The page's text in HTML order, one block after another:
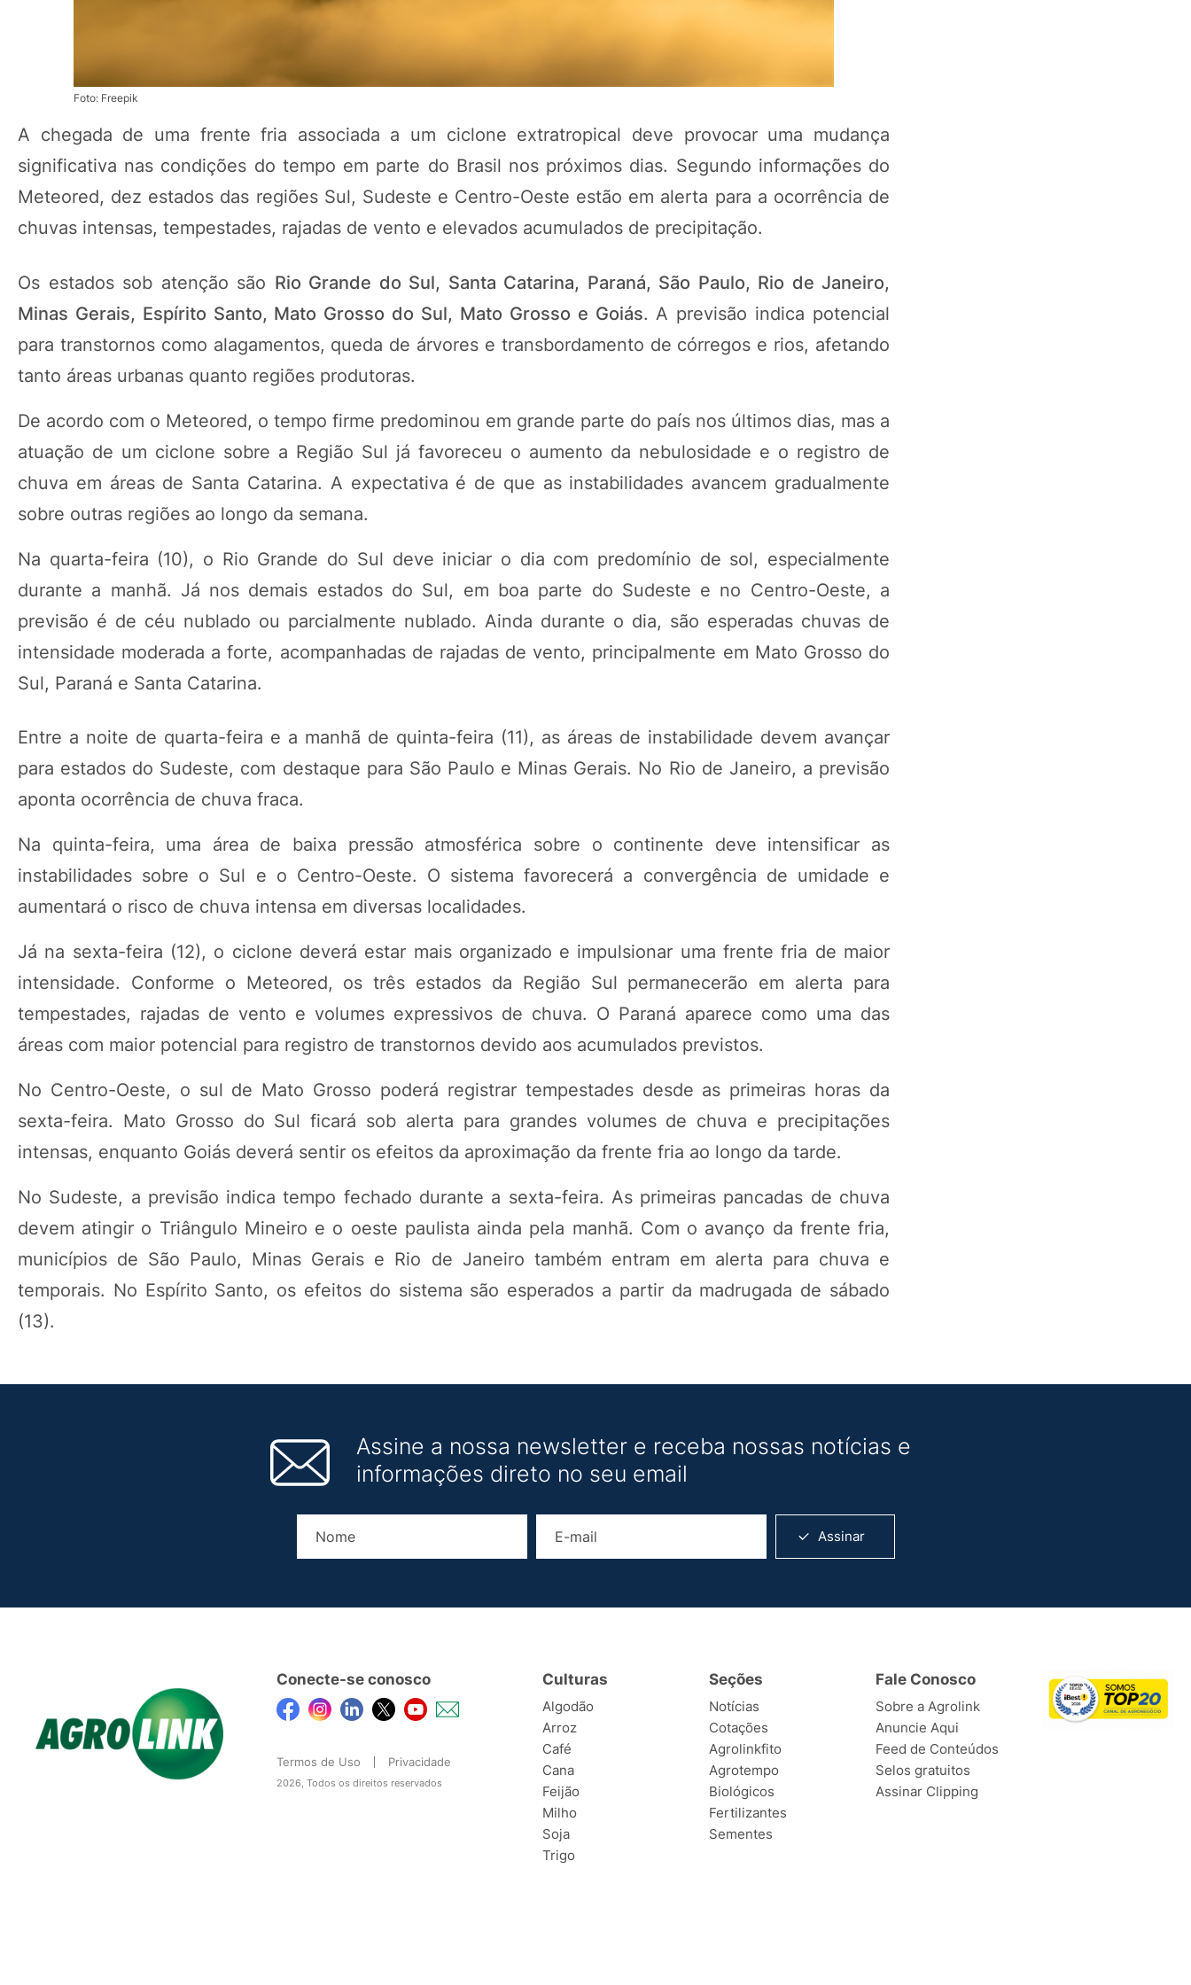
Foto: Freepik
A chegada de uma frente fria associada a um ciclone extratropical deve provocar uma mudança
significativa nas condições do tempo em parte do Brasil nos próximos dias. Segundo informações do
Meteored, dez estados das regiões Sul, Sudeste e Centro-Oeste estão em alerta para a ocorrência de
chuvas intensas, tempestades, rajadas de vento e elevados acumulados de precipitação.
Os estados sob atenção são Rio Grande do Sul, Santa Catarina, Paraná, São Paulo, Rio de Janeiro,
Minas Gerais, Espírito Santo, Mato Grosso do Sul, Mato Grosso e Goiás. A previsão indica potencial
para transtornos como alagamentos, queda de árvores e transbordamento de córregos e rios, afetando
tanto áreas urbanas quanto regiões produtoras.
De acordo com o Meteored, o tempo firme predominou em grande parte do país nos últimos dias, mas a
atuação de um ciclone sobre a Região Sul já favoreceu o aumento da nebulosidade e o registro de
chuva em áreas de Santa Catarina. A expectativa é de que as instabilidades avancem gradualmente
sobre outras regiões ao longo da semana.
Na quarta-feira (10), o Rio Grande do Sul deve iniciar o dia com predomínio de sol, especialmente
durante a manhã. Já nos demais estados do Sul, em boa parte do Sudeste e no Centro-Oeste, a
previsão é de céu nublado ou parcialmente nublado. Ainda durante o dia, são esperadas chuvas de
intensidade moderada a forte, acompanhadas de rajadas de vento, principalmente em Mato Grosso do
Sul, Paraná e Santa Catarina.
Entre a noite de quarta-feira e a manhã de quinta-feira (11), as áreas de instabilidade devem avançar
para estados do Sudeste, com destaque para São Paulo e Minas Gerais. No Rio de Janeiro, a previsão
aponta ocorrência de chuva fraca.
Na quinta-feira, uma área de baixa pressão atmosférica sobre o continente deve intensificar as
instabilidades sobre o Sul e o Centro-Oeste. O sistema favorecerá a convergência de umidade e
aumentará o risco de chuva intensa em diversas localidades.
Já na sexta-feira (12), o ciclone deverá estar mais organizado e impulsionar uma frente fria de maior
intensidade. Conforme o Meteored, os três estados da Região Sul permanecerão em alerta para
tempestades, rajadas de vento e volumes expressivos de chuva. O Paraná aparece como uma das
áreas com maior potencial para registro de transtornos devido aos acumulados previstos.
No Centro-Oeste, o sul de Mato Grosso poderá registrar tempestades desde as primeiras horas da
sexta-feira. Mato Grosso do Sul ficará sob alerta para grandes volumes de chuva e precipitações
intensas, enquanto Goiás deverá sentir os efeitos da aproximação da frente fria ao longo da tarde.
No Sudeste, a previsão indica tempo fechado durante a sexta-feira. As primeiras pancadas de chuva
devem atingir o Triângulo Mineiro e o oeste paulista ainda pela manhã. Com o avanço da frente fria,
municípios de São Paulo, Minas Gerais e Rio de Janeiro também entram em alerta para chuva e
temporais. No Espírito Santo, os efeitos do sistema são esperados a partir da madrugada de sábado
(13).
Assine a nossa newsletter e receba nossas notícias e
informações direto no seu email
Assinar
Conecte-se conosco
Termos de Uso Privacidade
2026, Todos os direitos reservados
Culturas
Algodão
Arroz
Café
Cana
Feijão
Milho
Soja
Trigo
Seções
Notícias
Cotações
Agrolinkfito
Agrotempo
Biológicos
Fertilizantes
Sementes
Fale Conosco
Sobre a Agrolink
Anuncie Aqui
Feed de Conteúdos
Selos gratuitos
Assinar Clipping